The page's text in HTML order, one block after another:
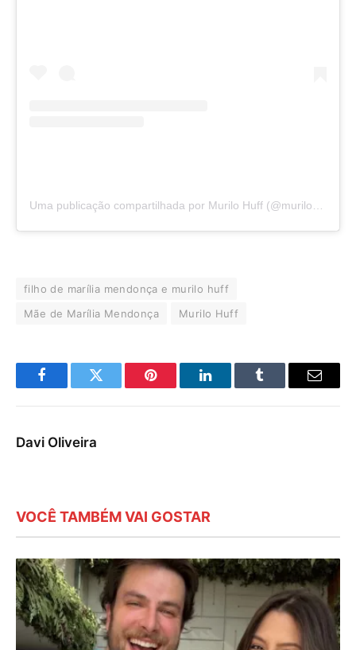
filho de marília mendonça e murilo huff
Mãe de Marília Mendonça
Murilo Huff
FacebookTwitter Pinterest LinkedInTumblr
E-
Davi Oliveira
VOCÊ TAMBÉM VAI GOSTAR